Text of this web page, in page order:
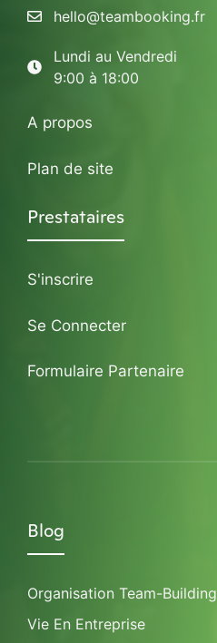
hello@teambooking.fr
Lundi au Vendredi
9:00 à 18:00
A propos
Plan de site
Prestataires
S'inscrire
Se Connecter
Formulaire Partenaire
Blog
Organisation Team-Building
Vie En Entreprise